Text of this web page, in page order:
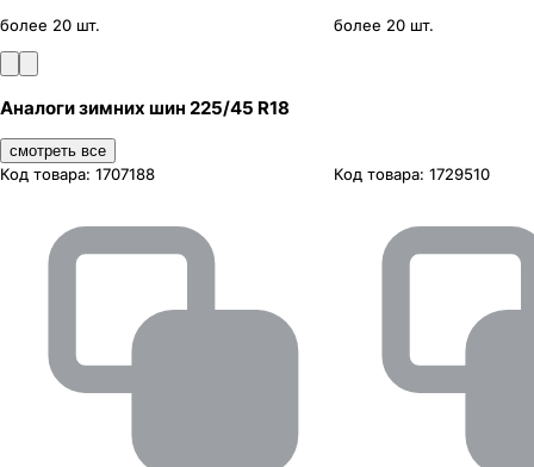
более 20 шт.
более 20 шт.
Аналоги зимних шин 225/45 R18
смотреть все
Код товара: 1707188 Код товара: 1729510